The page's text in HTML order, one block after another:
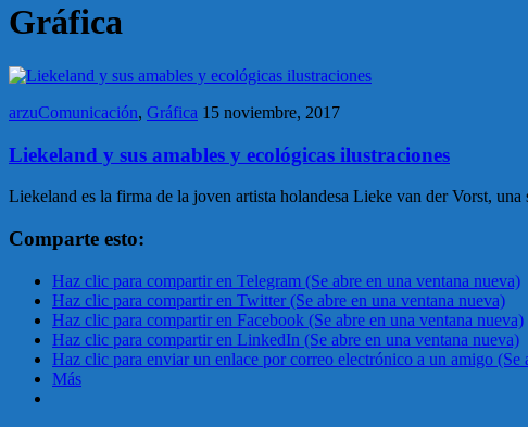
Gráfica
arzuComunicación, Gráfica 15 noviembre, 2017
Liekeland y sus amables y ecológicas ilustraciones
Liekeland es la firma de la joven artista holandesa Lieke van der Vorst,
Comparte esto:
Haz clic para compartir en Telegram (Se abre en una ventana nueva)
Haz clic para compartir en Twitter (Se abre en una ventana nueva)
Haz clic para compartir en Facebook (Se abre en una ventana nueva)
Haz clic para compartir en LinkedIn (Se abre en una ventana nueva)
Haz clic para enviar un enlace por correo electrónico a un amigo (Se
Más